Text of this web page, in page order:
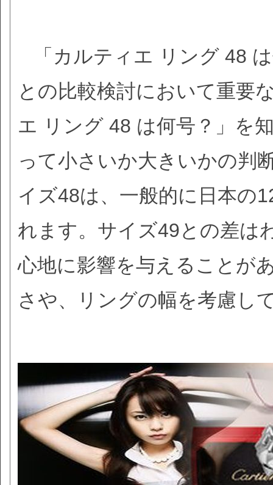
「カルティエ リング 48
との比較検討において重要
エ リング 48 は何号？」を
って小さいか大きいかの判
イズ48は、一般的に日本の
れます。サイズ49との差は
心地に影響を与えることが
さや、リングの幅を考慮し